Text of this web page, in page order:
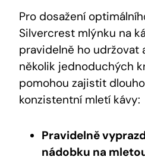
Pro dosažení
Silvercrest mlýnku na
pravidelně ho udržovat
několik⁣ jednoduchých
pomohou zajistit
konzistentní‌ mletí kávy:
Pravidelně⁢
nádobku na